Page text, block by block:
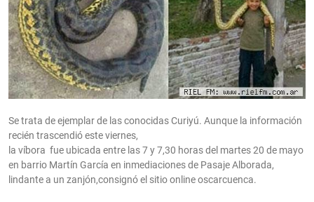
Se trata de ejemplar de las conocidas Curiyú. Aunque la información
recién trascendió este viernes,
la víbora fue ubicada entre las 7 y 7,30 horas del martes 20 de mayo
en barrio Martín García en inmediaciones de Pasaje Alborada,
lindante a un zanjón,consignó el sitio online oscarcuenca.